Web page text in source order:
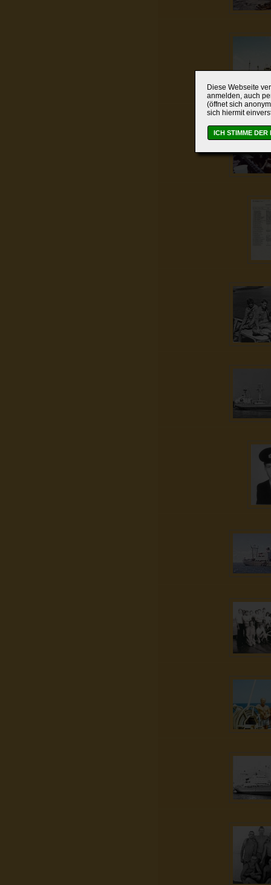
Diese Webseite
anmelden, auch
(öffnet sich
sich hiermit